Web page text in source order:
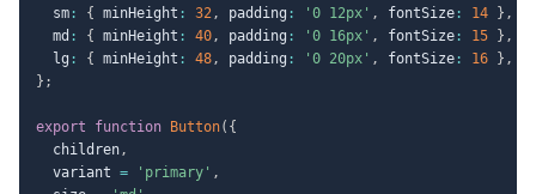
  sm
: { minHeight : 32, padding : '0 12px' , fontSize : 14 } ,
  md
: { minHeight : 40, padding : '0 16px' , fontSize : 15 } ,
  lg
: { minHeight : 48, padding : '0 20px' , fontSize : 16 } ,
} ;
export function Button( {
  children
,
  variant
= 'primary' ,